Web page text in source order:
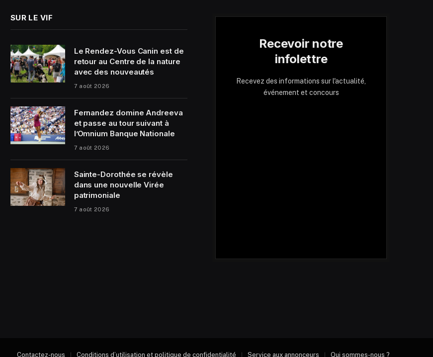
SUR LE VIF
Le Rendez-Vous Canin est de
retour au Centre de la nature
avec des nouveautés
7 août 2026
Fernandez domine Andreeva
et passe au tour suivant à
l’Omnium Banque Nationale
7 août 2026
Sainte-Dorothée se révèle
dans une nouvelle Virée
patrimoniale
7 août 2026
Recevoir notre
infolettre
Recevez des informations sur l'actualité,
événement et concours
Contactez-nous Conditions d’utilisation et politique de confidentialité Service aux annonceurs Qui sommes-nous ?